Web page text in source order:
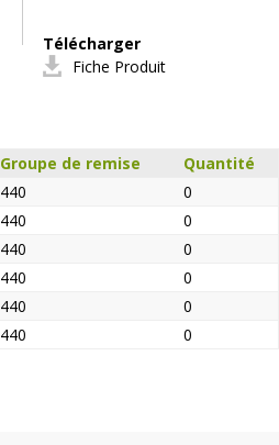
Télécharger
Fiche Produit
Groupe de remise
Quantité
440
0
440
0
440
0
440
0
440
0
440 0